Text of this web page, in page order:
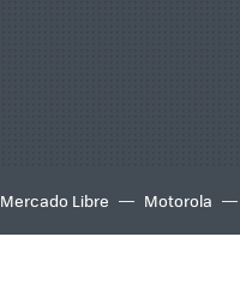
Mercado Libre Motorola